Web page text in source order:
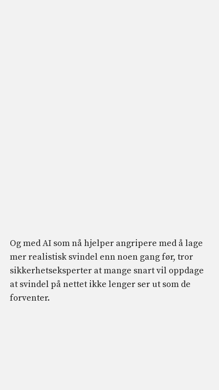
Og med AI som nå hjelper angripere med å lage
mer realistisk svindel enn noen gang før, tror
sikkerhetseksperter at mange snart vil oppdage
at svindel på nettet ikke lenger ser ut som de
forventer.